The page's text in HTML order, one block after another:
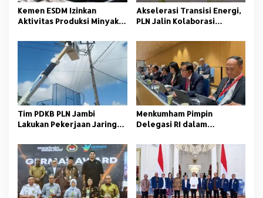
Kemen ESDM Izinkan
Aktivitas Produksi Minyak
Akselerasi Transisi Energi,
PLN Jalin Kolaborasi
Ammonia untuk PLTU
Tim PDKB PLN Jambi
Lakukan Pekerjaan Jaringan
Menkumham Pimpin
Delegasi RI dalam
WIPO Jenewa